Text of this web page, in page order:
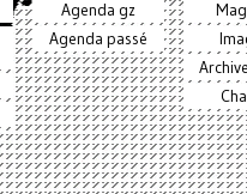
Agenda gz
Agenda passé